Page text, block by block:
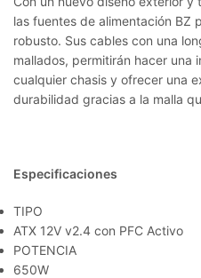
las fuentes de alimentación BZ
robusto. Sus cables con una
mallados, permitirán hacer una
cualquier chasis y ofrecer una
durabilidad gracias a la malla
Especificaciones
TIPO
ATX 12V v2.4 con PFC Activo
POTENCIA
650W